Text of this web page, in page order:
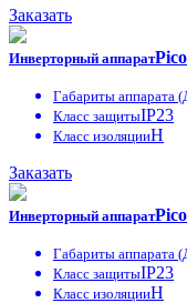
Заказать
Инверторный аппарат
Габариты
Класс защитыIP23
Класс изоляцииH
Заказать
Инверторный аппарат
Габариты
Класс защитыIP23
Класс изоляцииH